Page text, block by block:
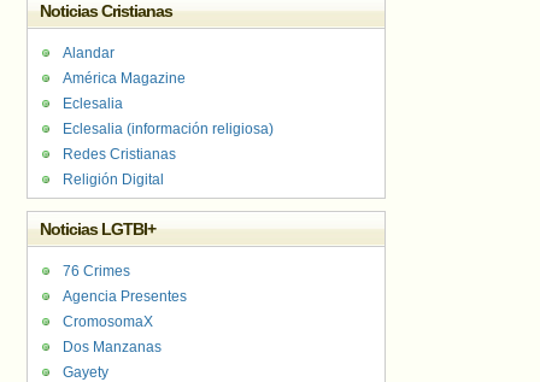
Noticias Cristianas
Alandar
América Magazine
Eclesalia
Eclesalia (información religiosa)
Redes Cristianas
Religión Digital
Noticias LGTBI+
76 Crimes
Agencia Presentes
CromosomaX
Dos Manzanas
Gayety